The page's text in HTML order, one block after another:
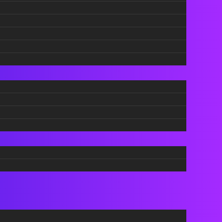
или
за
интелигенција?
Без адитиви и скриени
НАЈНОВО